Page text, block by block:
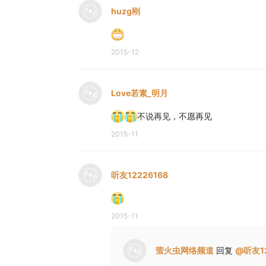
huzg刚
2015-12
Love若素_明月
不说再见，不愿再见
2015-11
听友12226168
2015-11
萤火虫网络频道 回复 @听友